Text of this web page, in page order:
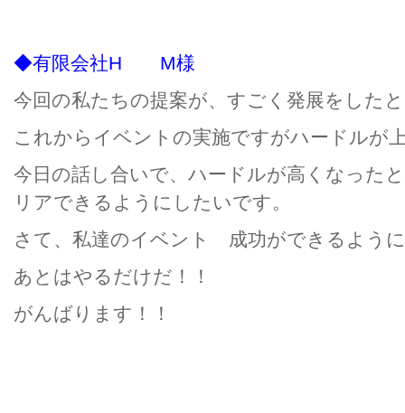
◆有限会社H M様
今回の私たちの提案が、すごく発展をした
これからイベントの実施ですがハードルが
今日の話し合いで、ハードルが高くなった
リアできるようにしたいです。
さて、私達のイベント 成功ができるよう
あとはやるだけだ！！
がんばります！！